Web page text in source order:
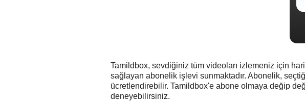
Tamildbox, sevdiğiniz tüm videoları izlemeniz için
sağlayan abonelik işlevi sunmaktadır. Abonelik,
ücretlendirebilir. Tamildbox'e abone olmaya değip
deneyebilirsiniz.